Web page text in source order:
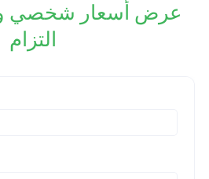
عرض أسعار شخصي
التزام